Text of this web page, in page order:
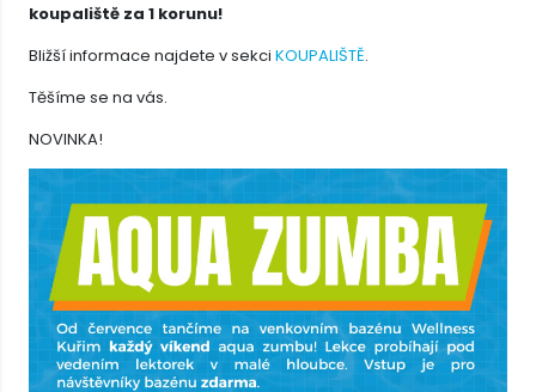
koupaliště za 1 korunu!
Bližší informace najdete v sekciKOUPALIŠTĚ.
Těšíme se na vás.
NOVINKA!